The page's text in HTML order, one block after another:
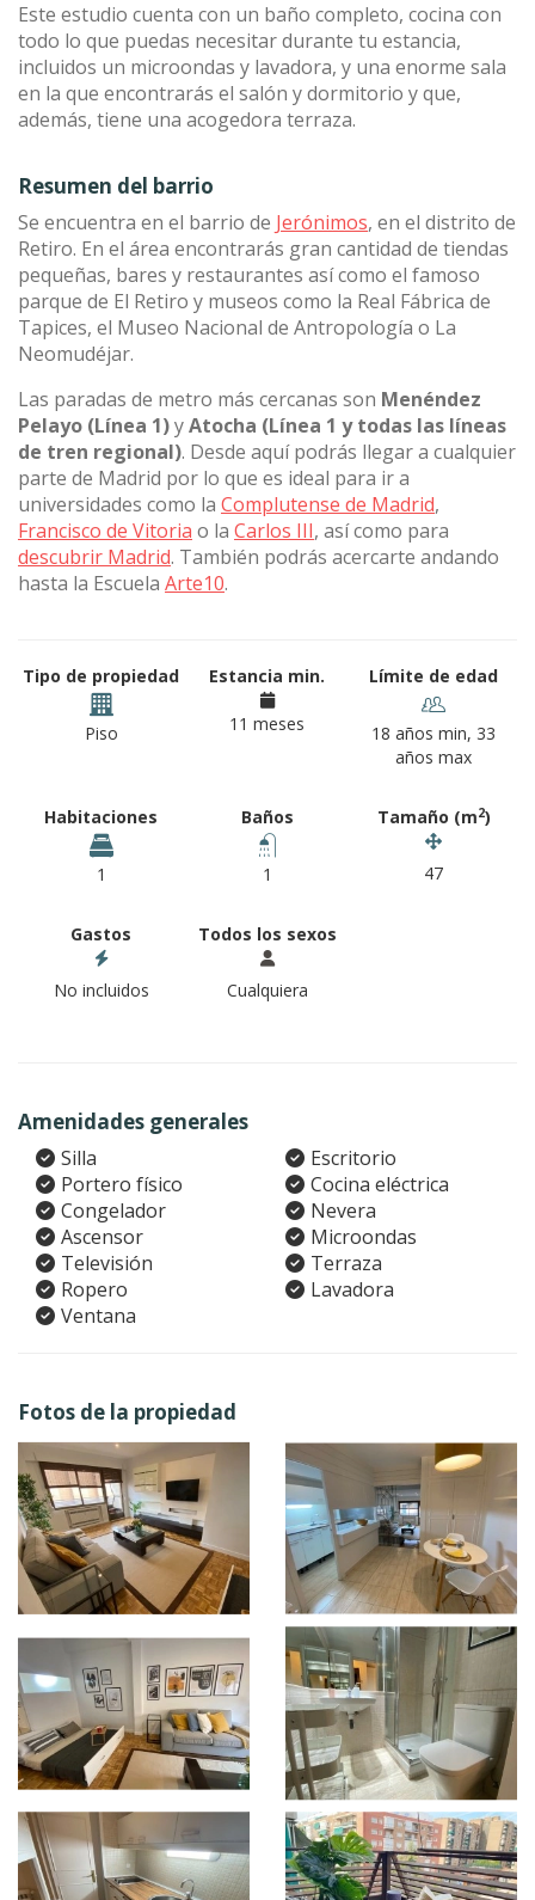
Este estudio cuenta con un baño completo, cocina con
todo lo que puedas necesitar durante tu estancia,
incluidos un microondas y lavadora, y una enorme sala
en la que encontrarás el salón y dormitorio y que,
además, tiene una acogedora terraza.
Resumen del barrio
Se encuentra en el barrio de Jerónimos, en el distrito de
Retiro. En el área encontrarás gran cantidad de tiendas
pequeñas, bares y restaurantes así como el famoso
parque de El Retiro y museos como la Real Fábrica de
Tapices, el Museo Nacional de Antropología o La
Neomudéjar.
Las paradas de metro más cercanas son Menéndez
Pelayo (Línea 1)yAtocha (Línea 1 y todas las líneas
de tren regional). Desde aquí podrás llegar a cualquier
parte de Madrid por lo que es ideal para ir a
universidades como la Complutense de Madrid,
Francisco de Vitoria o la Carlos III, así como para
descubrir Madrid. También podrás acercarte andando
hasta la Escuela Arte10.
Tipo de propiedad
Piso
Estancia min.
11 meses
Límite de edad
18 años min, 33
años max
Habitaciones
1
Baños
1
Tamaño (m2)
47
Gastos
No incluidos
Todos los sexos
Cualquiera
Amenidades generales
Silla
Escritorio
Portero físico
Cocina eléctrica
Congelador
Nevera
Ascensor
Microondas
Televisión
Terraza
Ropero
Lavadora
Ventana
Fotos de la propiedad